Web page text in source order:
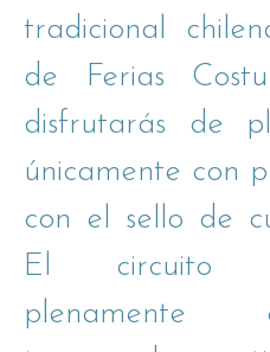
tradicional
de Ferias
disfrutarás de
únicamente con
con el sello de
El circuito
plenamente